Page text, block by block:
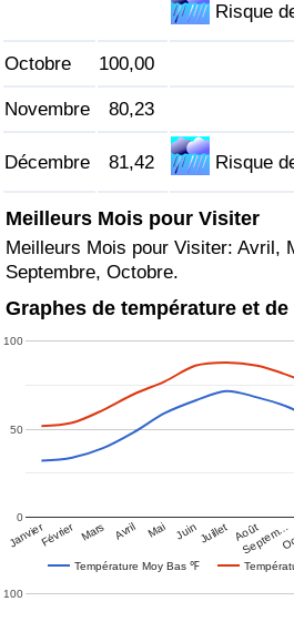
Risque
Octobre 100,00
Novembre 80,23
Décembre 81,42 Risque
Meilleurs Mois pour Visiter
Meilleurs Mois pour Visiter: Avril,
Septembre, Octobre.
Graphes de température et
Température Moy Bas ℉
JanvierFévrier Mars Avril Mai Juin Juillet Août
Septem…
0
50
100
100